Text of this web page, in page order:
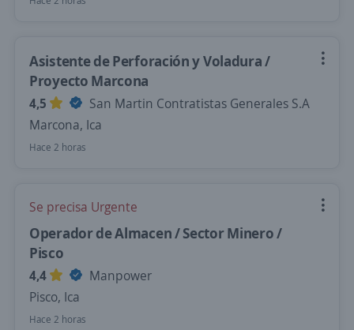
Asistente de Perforación y Voladura /
Proyecto Marcona
4,5
San Martin Contratistas Generales S.A
Marcona, Ica
Hace 2 horas
Se precisa Urgente
Operador de Almacen / Sector Minero /
Pisco
4,4
Manpower
Pisco, Ica
Hace 2 horas